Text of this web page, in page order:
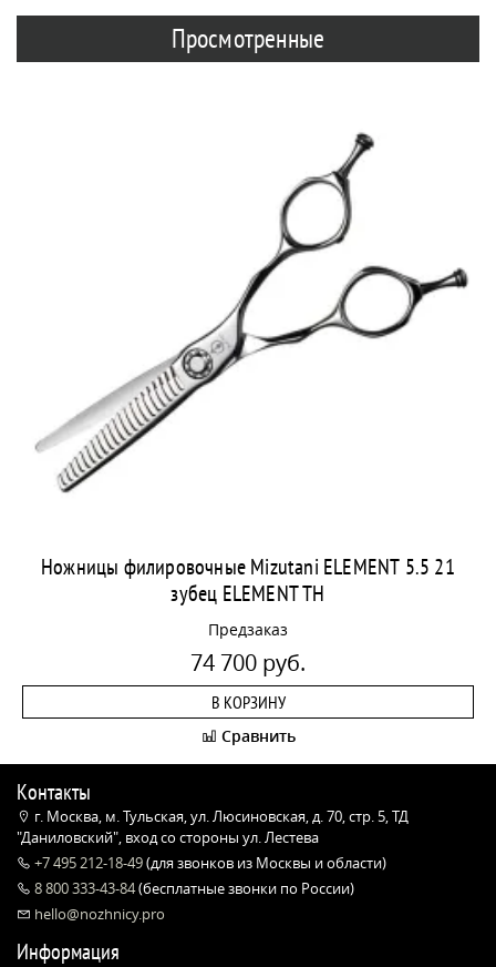
Просмотренные
Ножницы филировочные Mizutani ELEMENT 5.5 21
зубец ELEMENT TH
Предзаказ
74 700 руб.
В КОРЗИНУ
Сравнить
Контакты
г. Москва, м. Тульская, ул. Люсиновская, д. 70, стр. 5, ТД
"Даниловский", вход со стороны ул. Лестева
+7 495 212-18-49(для звонков из Москвы и области)
8 800 333-43-84(бесплатные звонки по России)
hello@nozhnicy.pro
Информация